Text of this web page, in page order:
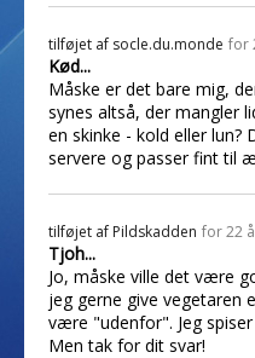
tilføjet af socle.du.monde for
Kød...
Måske er det bare mig,
synes altså, der mangler
en skinke - kold eller lun?
servere og passer fint til
tilføjet af Pildskadden for 22
Tjoh...
Jo, måske ville det være
jeg gerne give vegetaren
være "udenfor". Jeg
Men tak for dit svar!